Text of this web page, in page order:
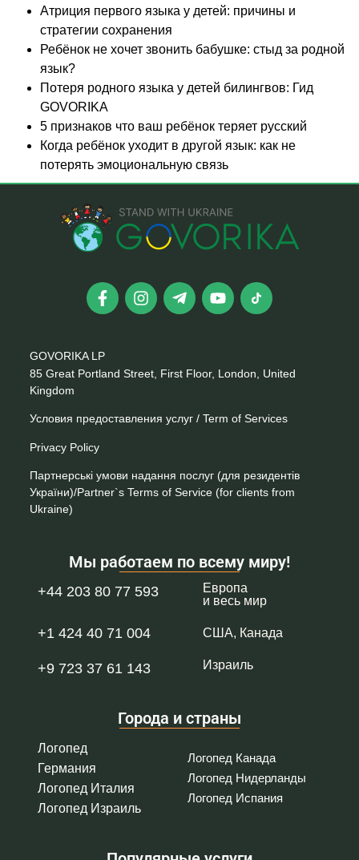
Атриция первого языка у детей: причины и
стратегии сохранения
Ребёнок не хочет звонить бабушке: стыд за родной
язык?
Потеря родного языка у детей билингвов: Гид
GOVORIKA
5 признаков что ваш ребёнок теряет русский
Когда ребёнок уходит в другой язык: как не
потерять эмоциональную связь
GOVORIKA LP
85 Great Portland Street, First Floor, London, United
Kingdom
Условия предоставления услуг / Term of Services
Privacy Policy
Партнерські умови надання послуг (для резидентів
України)/Partner`s Terms of Service (for clients from
Ukraine)
Мы работаем по всему миру!
+44 203 80 77 593
Европа
и весь мир
+1 424 40 71 004 США, Канада
+9 723 37 61 143 Израиль
Города и страны
Логопед
Германия
Логопед Италия
Логопед Израиль
Логопед Канада
Логопед Нидерланды
Логопед Испания